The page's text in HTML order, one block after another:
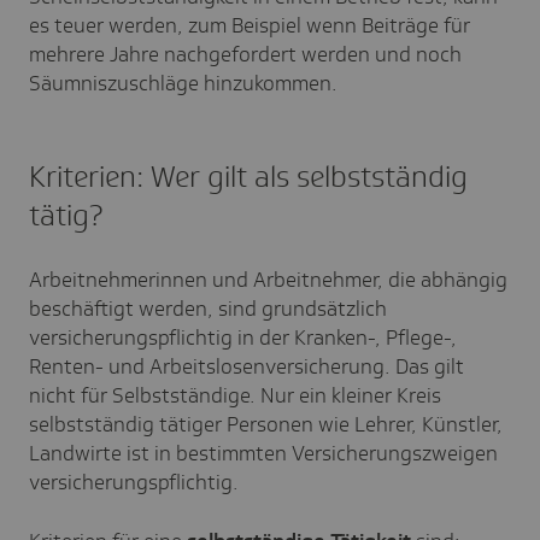
es teuer werden, zum Beispiel wenn Beiträge für
mehrere Jahre nachgefordert werden und noch
Säumniszuschläge hinzukommen.
Kriterien: Wer gilt als selbstständig
tätig?
Arbeitnehmerinnen und Arbeitnehmer, die abhängig
beschäftigt werden, sind grundsätzlich
versicherungspflichtig in der Kranken-, Pflege-,
Renten- und Arbeitslosenversicherung. Das gilt
nicht für Selbstständige. Nur ein kleiner Kreis
selbstständig tätiger Personen wie Lehrer, Künstler,
Landwirte ist in bestimmten Versicherungszweigen
versicherungspflichtig.